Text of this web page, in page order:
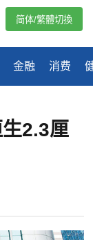
金融 消费
简体/繁體切換
2.3厘